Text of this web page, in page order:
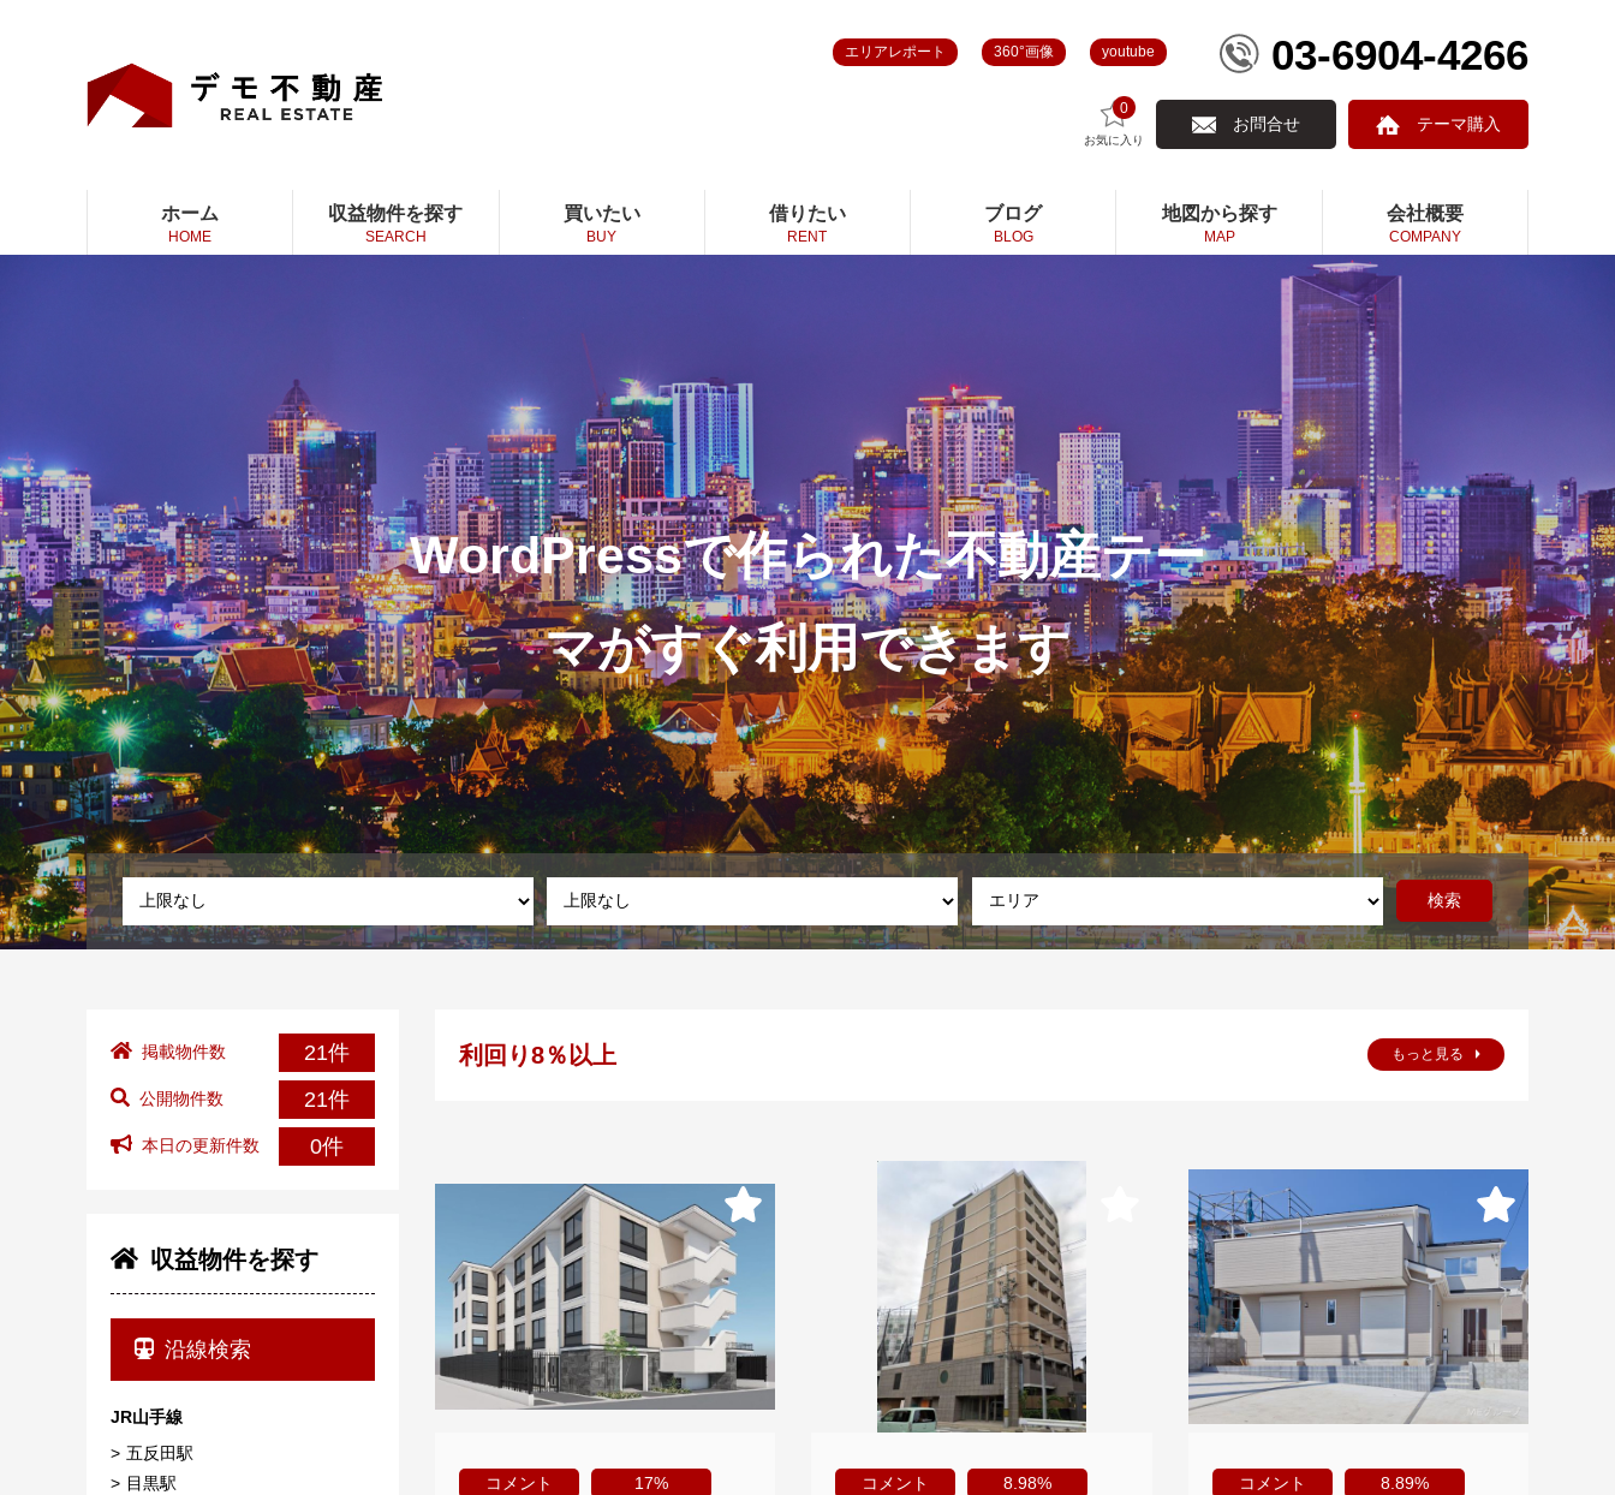
エリアレポート 360°画像 youtube 03-6904-4266
0
お気に入り
お問合せ テーマ購入
ホーム
HOME
収益物件を探す
SEARCH
買いたい
BUY
借りたい
RENT
ブログ
BLOG
地図から探す
MAP
会社概要
COMPANY
WordPressで作られた不動産テー
マがすぐ利用できます
掲載物件数 21件
公開物件数 21件
本日の更新件数 0件
収益物件を探す
沿線検索
JR山手線
五反田駅
目黒駅
利回り8％以上 もっと見る
コメント 17% コメント 8.98% コメント 8.89%